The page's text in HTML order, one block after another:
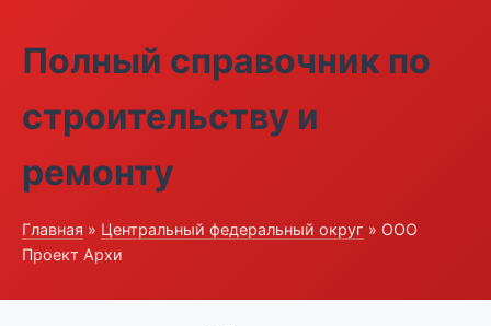
Полный справочник по
строительству и
ремонту
Главная » Центральный федеральный округ » ООО
Проект Архи